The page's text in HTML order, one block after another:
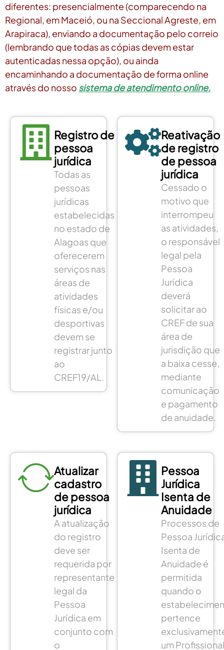
diferentes: presencialmente (comparecendo na
Regional, em Maceió, ou na Seccional Agreste, em
Arapiraca), enviando a documentação pelo correio
(lembrando que todas as cópias devem estar
autenticadas nessa opção), ou ainda
encaminhando a documentação de forma online
através do nosso sistema de atendimento online.
Registro de
pessoa
jurídica
Todas as
pessoas
jurídicas
estabelecidas
no estado de
Alagoas que
oferecerem
serviços nas
áreas de
atividades
físicas e/ou
desportivas
devem se
registrar junto
ao
CREF19/AL.
Reativação
de registro
de pessoa
jurídica
Cessado o
motivo que
interrompeu
as atividades,
o responsável
legal pela
Pessoa
Jurídica
deverá
solicitar ao
CREF de sua
área de
jurisdição que
a baixa cesse,
mediante
comunicação
e pagamento
de anuidade.
Atualizar
cadastro
de pessoa
jurídica
A atualização
do registro
deve ser
requerida por
representante
legal da
Pessoa
Jurídica em
conjunto com
o
Pessoa
Jurídica
Isenta de
Anuidade
Processos de
Pessoa
Isenta de
Anuidade é
permitida
quando o
pertence
um Profissional